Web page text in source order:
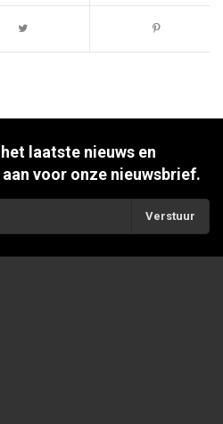
laatste nieuws en
voor onze nieuwsbrief.
Verstuur